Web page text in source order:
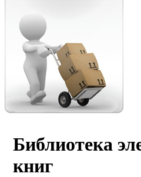
Библиотека
книг